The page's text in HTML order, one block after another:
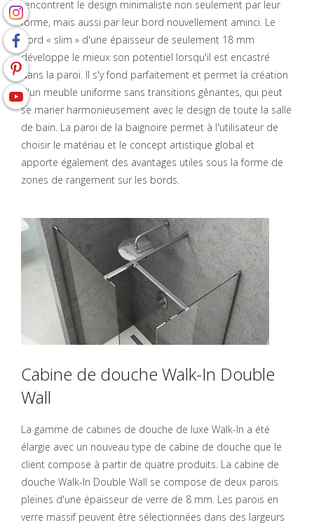
rencontrent le design minimaliste non seulement par leur
forme, mais aussi par leur bord nouvellement aminci. Le
bord « slim » d'une épaisseur de seulement 18 mm
développe le mieux son potentiel lorsqu'il est encastré
dans la paroi. Il s'y fond parfaitement et permet la création
d'un meuble uniforme sans transitions gênantes, qui peut
se marier harmonieusement avec le design de toute la salle
de bain. La paroi de la baignoire permet à l'utilisateur de
choisir le matériau et le concept artistique global et
apporte également des avantages utiles sous la forme de
zones de rangement sur les bords.
Cabine de douche Walk-In Double
Wall
La gamme de cabines de douche de luxe Walk-In a été
élargie avec un nouveau type de cabine de douche que le
client compose à partir de quatre produits. La cabine de
douche Walk-In Double Wall se compose de deux parois
pleines d'une épaisseur de verre de 8 mm. Les parois en
verre massif peuvent être sélectionnées dans des largeurs